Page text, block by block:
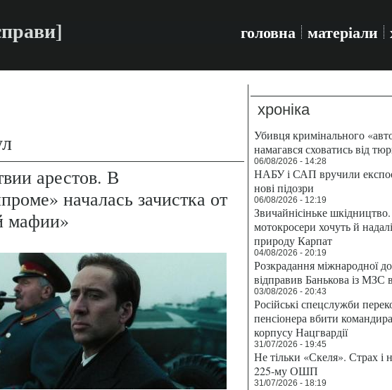
головна матеріали
арестов. В
началась зачистка от
мафии»
хроніка
Убивця кримінального
намагався сховатись від
06/08/2026 - 14:28
НАБУ і САП вручили
нові підозри
06/08/2026 - 12:19
Звичайнісіньке
мотокросери хочуть й
природу Карпат
04/08/2026 - 20:19
Розкрадання міжнародної
відправив Банькова із МЗС
03/08/2026 - 20:43
Російські спецслужби
пенсіонера вбити
корпусу Нацгвардії
31/07/2026 - 19:45
Не тільки «Скеля». Страх і
225-му ОШП
31/07/2026 - 18:19